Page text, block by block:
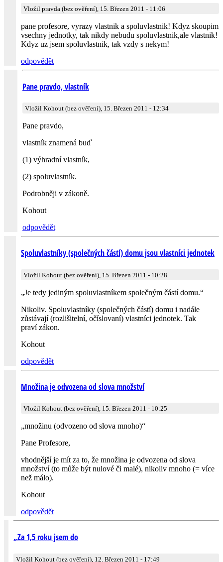
Vložil pravda (bez ověření), 15. Březen 2011 - 11:06
pane profesore, vyrazy vlastnik a spoluvlastnik! Kdyz skoupim
vsechny jednotky, tak nikdy nebudu spoluvlastnik,ale vlastnik!
Kdyz uz jsem spoluvlastnik, tak vzdy s nekym!
odpovědět
Pane pravdo, vlastník
Vložil Kohout (bez ověření), 15. Březen 2011 - 12:34
Pane pravdo,
vlastník znamená buď
(1) výhradní vlastník,
(2) spoluvlastník.
Podrobněji v zákoně.
Kohout
odpovědět
Spoluvlastníky (společných částí) domu jsou vlastníci jednotek
Vložil Kohout (bez ověření), 15. Březen 2011 - 10:28
„Je tedy jediným spoluvlastníkem společným částí domu.“
Nikoliv. Spoluvlastníky (společných částí) domu i nadále
zůstávají (rozlišitelní, očíslovaní) vlastníci jednotek. Tak
praví zákon.
Kohout
odpovědět
Množina je odvozena od slova množství
Vložil Kohout (bez ověření), 15. Březen 2011 - 10:25
„množinu (odvozeno od slova mnoho)“
Pane Profesore,
vhodnější je mít za to, že množina je odvozena od slova
množství (to může být nulové či malé), nikoliv mnoho (= více
než málo).
Kohout
odpovědět
„Za 1,5 roku jsem do
Vložil Kohout (bez ověření), 12. Březen 2011 - 17:49